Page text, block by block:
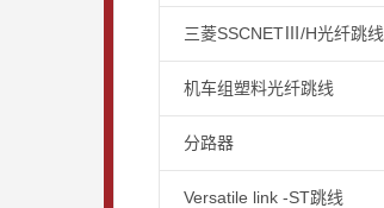
三菱SSCNETⅢ/H光纤跳线
机车组塑料光纤跳线
分路器
Versatile link -ST跳线